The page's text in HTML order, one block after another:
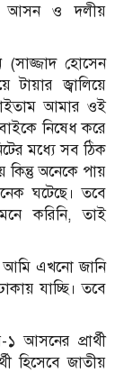
আসন ও দলীয়
(সাজ্জাদ হোসেন
জ্বালিয়ে
আমার ওই
নিষেধ করে
মধ্যে সব ঠিক
কিন্তু অনেকে পায়
ঘটেছে। তবে
করিনি, তাই
আমি এখনো জানি
যাচ্ছি। তবে
আসনের প্রার্থী
হিসেবে জাতীয়